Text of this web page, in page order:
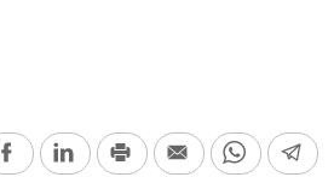
FacebookLinkedInPrint Email